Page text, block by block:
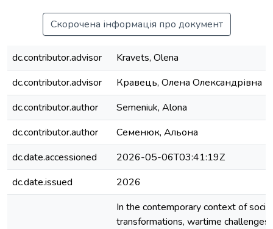
Скорочена інформація про документ
dc.contributor.advisor
Kravets, Olena
dc.contributor.advisor
Кравець, Олена Олександрівна
dc.contributor.author
Semeniuk, Alona
dc.contributor.author
Семенюк, Альона
dc.date.accessioned
2026-05-06T03:41:19Z
dc.date.issued
2026
In the contemporary context of
transformations, wartime